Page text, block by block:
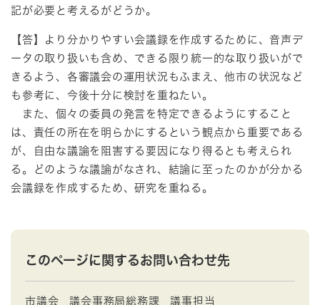
記が必要と考えるがどうか。
【答】より分かりやすい会議録を作成するために、音声デ
ータの取り扱いも含め、できる限り統一的な取り扱いがで
きるよう、各審議会の運用状況もふまえ、他市の状況など
も参考に、今後十分に検討を重ねたい。
また、個々の委員の発言を特定できるようにすること
は、責任の所在を明らかにするという観点から重要である
が、自由な議論を阻害する要因になり得るとも考えられ
る。どのような議論がなされ、結論に至ったのかが分かる
会議録を作成するため、研究を重ねる。
このページに関するお問い合わせ先
市議会 議会事務局総務課 議事担当